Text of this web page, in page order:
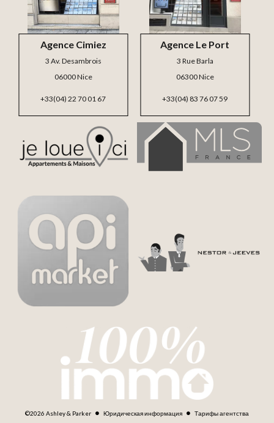
Agence Le Port
3 Rue Barla
06300 Nice
+33(04) 83 76 07 59
Agence Cimiez
3 Av. Desambrois
06000 Nice
+33(04) 22 70 01 67
©2026 Ashley & Parker Юридическая информация Тарифы агентства